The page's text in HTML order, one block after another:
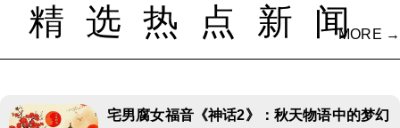
精选热点新闻
MORE →
宅男腐女福音《神话2》：秋天物语中的梦幻